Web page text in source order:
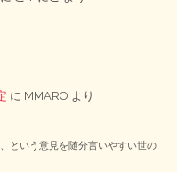
に MMARO より
という意見を随分言いやすい世の